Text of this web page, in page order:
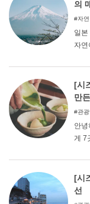
의
자연
일
자
흐
유로
해
과
[시
만
소
관
안
게 7
차
기
본
기
[시
선